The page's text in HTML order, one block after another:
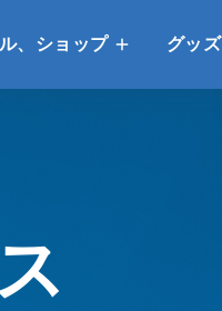
、ショップ グッズ